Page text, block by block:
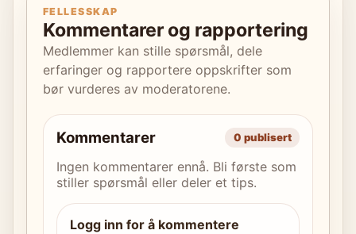
FELLESSKAP
Kommentarer og rapportering
Medlemmer kan stille spørsmål, dele
erfaringer og rapportere oppskrifter som
bør vurderes av moderatorene.
Kommentarer 0 publisert
Ingen kommentarer ennå. Bli første som
stiller spørsmål eller deler et tips.
Logg inn for å kommentere